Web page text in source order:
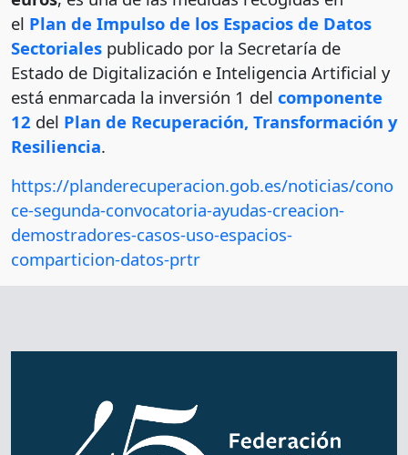
el Plan de Impulso de los Espacios de Datos
Sectoriales publicado por la Secretaría de
Estado de Digitalización e Inteligencia Artificial y
está enmarcada la inversión 1 del componente
12 del Plan de Recuperación, Transformación y
Resiliencia.
https://planderecuperacion.gob.es/noticias/cono
ce-segunda-convocatoria-ayudas-creacion-
demostradores-casos-uso-espacios-
comparticion-datos-prtr